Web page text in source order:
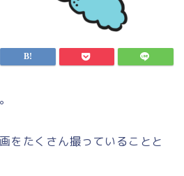
をたくさん撮っていることと